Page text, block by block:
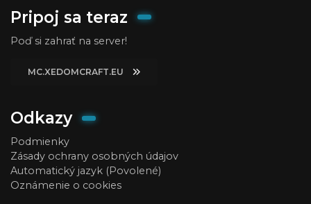
Pripoj sa teraz
Poď si zahrať na server!
MC.XEDOMCRAFT.EU
Odkazy
Podmienky
Zásady ochrany osobných údajov
Automatický jazyk (Povolené)
Oznámenie o cookies